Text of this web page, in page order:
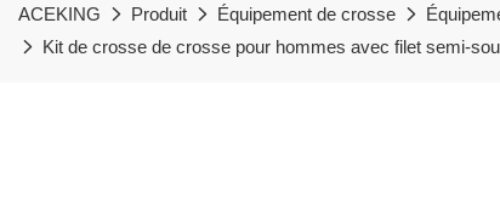
ACEKING Produit Équipement de crosse
Kit de crosse de crosse pour hommes avec filet semi-